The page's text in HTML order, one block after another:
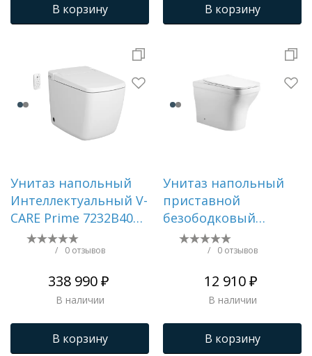
В корзину В корзину
Унитаз напольный
Интеллектуальный V-
CARE Prime 7232B403-
6217
/ 0 отзывов
338 990 ₽
В наличии
В корзину
Унитаз напольный
приставной
безободковый
AQUATEK АМАДЕО
AQ1964-00
горизонтальный
выпуск, тонкое
сиденье с
механизмом
/ 0 отзывов
12 910 ₽
В наличии
В корзину